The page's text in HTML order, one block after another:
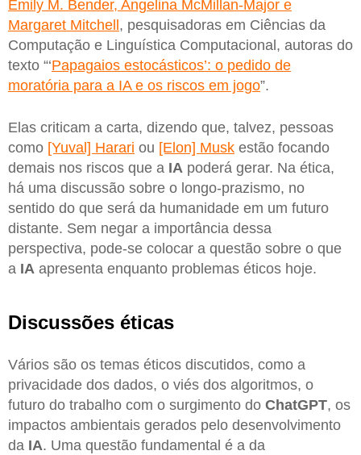
Emily M. Bender, Angelina McMillan-Major e
Margaret Mitchell, pesquisadoras em Ciências da
Computação e Linguística Computacional, autoras do
texto “‘Papagaios estocásticos’: o pedido de
moratória para a IA e os riscos em jogo”.
Elas criticam a carta, dizendo que, talvez, pessoas
como [Yuval] Harari ou [Elon] Musk estão focando
demais nos riscos que a IA poderá gerar. Na ética,
há uma discussão sobre o longo-prazismo, no
sentido do que será da humanidade em um futuro
distante. Sem negar a importância dessa
perspectiva, pode-se colocar a questão sobre o que
a IA apresenta enquanto problemas éticos hoje.
Discussões éticas
Vários são os temas éticos discutidos, como a
privacidade dos dados, o viés dos algoritmos, o
futuro do trabalho com o surgimento do ChatGPT, os
impactos ambientais gerados pelo desenvolvimento
da IA. Uma questão fundamental é a da